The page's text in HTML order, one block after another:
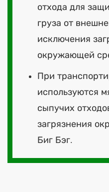
отхода для
груза от
исключения
окружающей
При
используются
сыпучих
загрязнения
Биг Бэг.